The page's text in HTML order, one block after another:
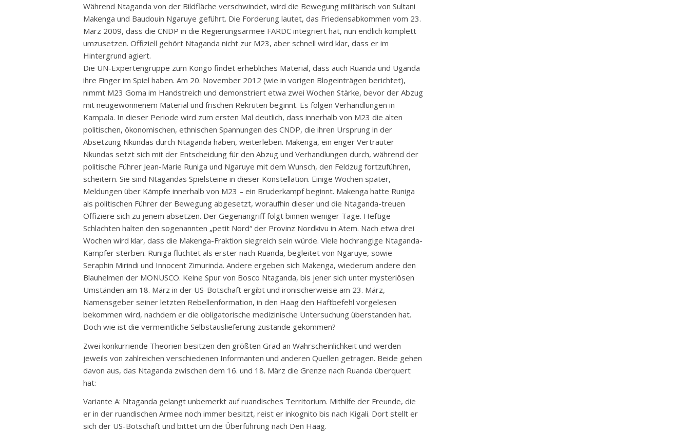
Während Ntaganda von der Bildfläche verschwindet, wird die Bewegung militärisch von Sultani
Makenga und Baudouin Ngaruye geführt. Die Forderung lautet, das Friedensabkommen vom 23.
März 2009, dass die CNDP in die Regierungsarmee FARDC integriert hat, nun endlich komplett
umzusetzen. Offiziell gehört Ntaganda nicht zur M23, aber schnell wird klar, dass er im
Hintergrund agiert.
Die UN-Expertengruppe zum Kongo findet erhebliches Material, dass auch Ruanda und Uganda
ihre Finger im Spiel haben. Am 20. November 2012 (wie in vorigen Blogeinträgen berichtet),
nimmt M23 Goma im Handstreich und demonstriert etwa zwei Wochen Stärke, bevor der Abzug
mit neugewonnenem Material und frischen Rekruten beginnt. Es folgen Verhandlungen in
Kampala. In dieser Periode wird zum ersten Mal deutlich, dass innerhalb von M23 die alten
politischen, ökonomischen, ethnischen Spannungen des CNDP, die ihren Ursprung in der
Absetzung Nkundas durch Ntaganda haben, weiterleben. Makenga, ein enger Vertrauter
Nkundas setzt sich mit der Entscheidung für den Abzug und Verhandlungen durch, während der
politische Führer Jean-Marie Runiga und Ngaruye mit dem Wunsch, den Feldzug fortzuführen,
scheitern. Sie sind Ntagandas Spielsteine in dieser Konstellation. Einige Wochen später,
Meldungen über Kämpfe innerhalb von M23 – ein Bruderkampf beginnt. Makenga hatte Runiga
als politischen Führer der Bewegung abgesetzt, woraufhin dieser und die Ntaganda-treuen
Offiziere sich zu jenem absetzen. Der Gegenangriff folgt binnen weniger Tage. Heftige
Schlachten halten den sogenannten „petit Nord“ der Provinz Nordkivu in Atem. Nach etwa drei
Wochen wird klar, dass die Makenga-Fraktion siegreich sein würde. Viele hochrangige Ntaganda-
Kämpfer sterben. Runiga flüchtet als erster nach Ruanda, begleitet von Ngaruye, sowie
Seraphin Mirindi und Innocent Zimurinda. Andere ergeben sich Makenga, wiederum andere den
Blauhelmen der MONUSCO. Keine Spur von Bosco Ntaganda, bis jener sich unter mysteriösen
Umständen am 18. März in der US-Botschaft ergibt und ironischerweise am 23. März,
Namensgeber seiner letzten Rebellenformation, in den Haag den Haftbefehl vorgelesen
bekommen wird, nachdem er die obligatorische medizinische Untersuchung überstanden hat.
Doch wie ist die vermeintliche Selbstauslieferung zustande gekommen?
Zwei konkurriende Theorien besitzen den größten Grad an Wahrscheinlichkeit und werden
jeweils von zahlreichen verschiedenen Informanten und anderen Quellen getragen. Beide gehen
davon aus, das Ntaganda zwischen dem 16. und 18. März die Grenze nach Ruanda überquert
hat:
Variante A: Ntaganda gelangt unbemerkt auf ruandisches Territorium. Mithilfe der Freunde, die
er in der ruandischen Armee noch immer besitzt, reist er inkognito bis nach Kigali. Dort stellt er
sich der US-Botschaft und bittet um die Überführung nach Den Haag.